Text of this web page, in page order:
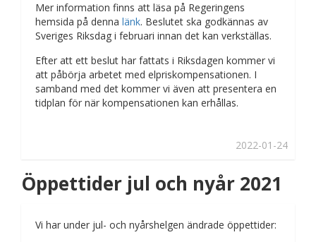
2022-01-24
Mer information finns att läsa på Regeringens
hemsida på denna länk. Beslutet ska godkännas av
Sveriges Riksdag i februari innan det kan verkställas.
Efter att ett beslut har fattats i Riksdagen kommer vi
att påbörja arbetet med elpriskompensationen. I
samband med det kommer vi även att presentera en
tidplan för när kompensationen kan erhållas.
Öppettider jul och nyår 2021
Vi har under jul- och nyårshelgen ändrade öppettider: